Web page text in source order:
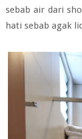
sebab air dari
hati sebab agak